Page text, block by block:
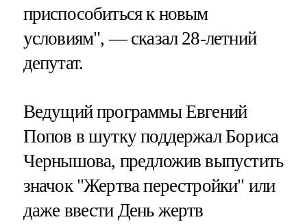
приспособиться к новым
условиям", — сказал 28-летний
депутат.
Ведущий программы Евгений
Попов в шутку поддержал Бориса
Чернышова, предложив выпустить
значок "Жертва перестройки" или
даже ввести День жертв